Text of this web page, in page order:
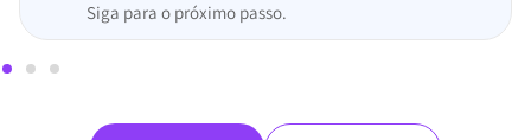
Siga para o próximo passo.